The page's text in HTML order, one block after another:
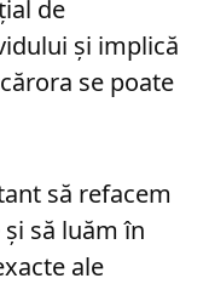
de
și implică
se poate
să refacem
să luăm în
ale